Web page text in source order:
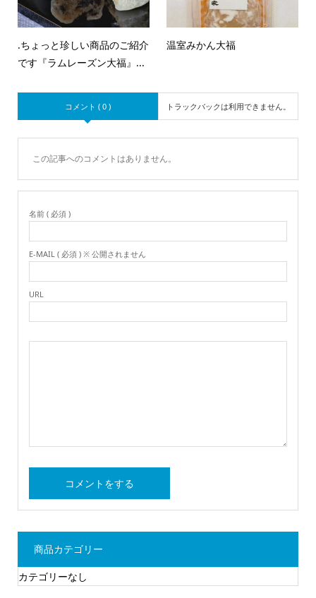
.ちょっと珍しい商品のご紹介
です『ラムレーズン大福』...
温室みかん大福
コメント ( 0 ) トラックバックは利用できません。
この記事へのコメントはありません。
名前 ( 必須 )
E-MAIL ( 必須 ) ※ 公開されません
URL
商品カテゴリー
カテゴリーなし